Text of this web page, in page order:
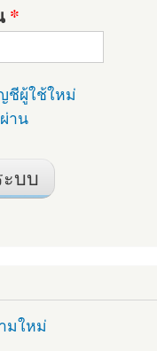
*
ชีผู้ใช้ใหม่
าน
มใหม่